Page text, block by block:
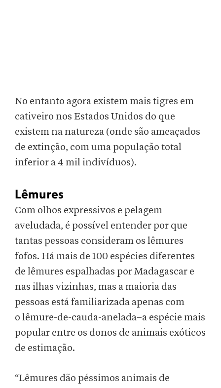
No entanto agora existem mais tigres em
cativeiro nos Estados Unidos do que
existem na natureza (onde são ameaçados
de extinção, com uma população total
inferior a 4 mil indivíduos).
Lêmures
Com olhos expressivos e pelagem
aveludada, é possível entender por que
tantas pessoas consideram os lêmures
fofos. Há mais de 100 espécies diferentes
de lêmures espalhadas por Madagascar e
nas ilhas vizinhas, mas a maioria das
pessoas está familiarizada apenas com
o lêmure-de-cauda-anelada–a espécie mais
popular entre os donos de animais exóticos
de estimação.
“Lêmures dão péssimos animais de